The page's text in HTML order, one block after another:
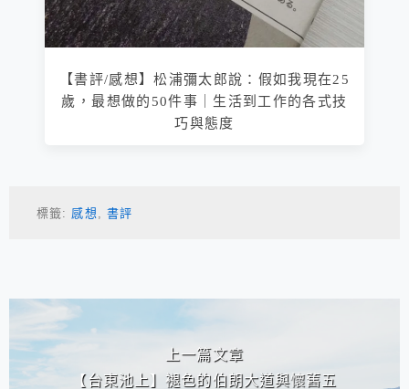
【書評/感想】松浦彌太郎說：假如我現在25
歲，最想做的50件事｜生活到工作的各式技
巧與態度
標籤: 感想 書評
相連文章
上一篇文章
【台東池上】褪色的伯朗大道與懷舊五